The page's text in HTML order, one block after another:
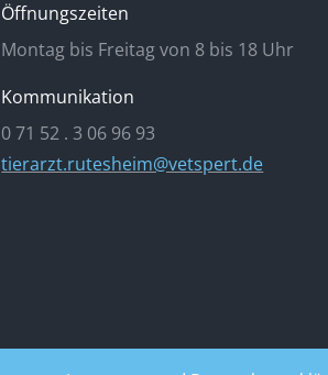
Öffnungszeiten
Montag bis Freitag von 8 bis 18 Uhr
Kommunikation
0 71 52 . 3 06 96 93
tierarzt.rutesheim@vetspert.de